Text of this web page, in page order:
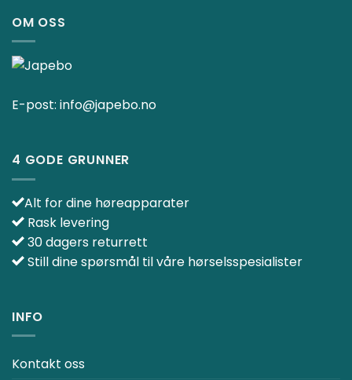
OM OSS
E-post: info@japebo.no
4 GODE GRUNNER
Alt for dine høreapparater
Rask levering
30 dagers returrett
Still dine spørsmål til våre hørselsspesialister
INFO
Kontakt oss